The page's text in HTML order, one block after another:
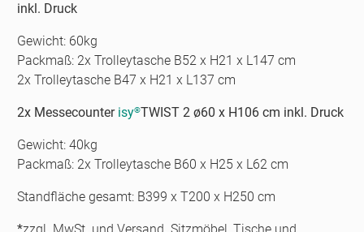
inkl. Druck
Gewicht: 60kg
Packmaß: 2x Trolleytasche B52 x H21 x L147 cm
2x Trolleytasche B47 x H21 x L137 cm
2x Messecounter isy®TWIST 2 ø60 x H106 cm inkl. Druck
Gewicht: 40kg
Packmaß: 2x Trolleytasche B60 x H25 x L62 cm
Standfläche gesamt: B399 x T200 x H250 cm